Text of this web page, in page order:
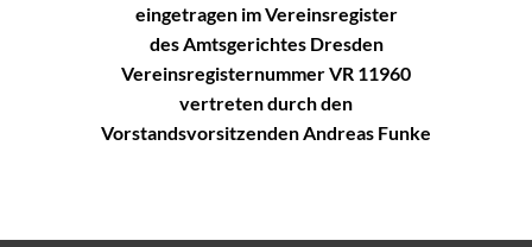
eingetragen im Vereinsregister
des Amtsgerichtes Dresden
Vereinsregisternummer VR 11960
vertreten durch den
Vorstandsvorsitzenden Andreas Funke